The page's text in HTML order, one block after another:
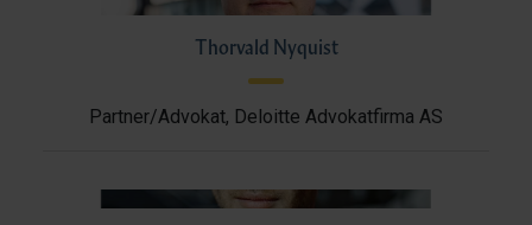
Thorvald Nyquist
Partner/Advokat, Deloitte Advokatfirma AS